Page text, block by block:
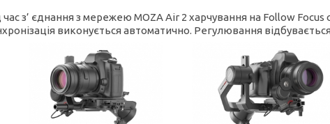
час з’ єднання з мережею MOZA Air 2 харчування на Follow
виконується автоматично. Регулювання